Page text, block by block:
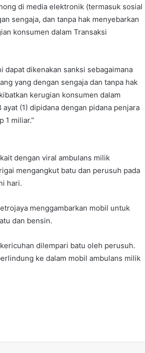
di media elektronik (termasuk sosial
sengaja, dan tanpa hak menyebarkan
konsumen dalam Transaksi
dapat dikenakan sanksi sebagaimana
yang dengan sengaja dan tanpa hak
kerugian konsumen dalam
(1) dipidana dengan pidana penjara
1 miliar.”
dengan viral ambulans milik
mengangkut batu dan perusuh pada
hari.
menggambarkan mobil untuk
dan bensin.
dilempari batu oleh perusuh.
ke dalam mobil ambulans milik